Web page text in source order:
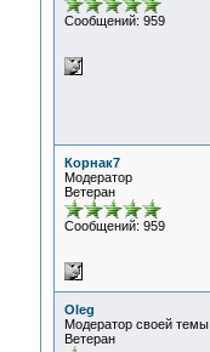
Сообщений: 959
Корнак7
Модератор
Ветеран
Сообщений: 959
Oleg
Модератор своей темы
Ветеран